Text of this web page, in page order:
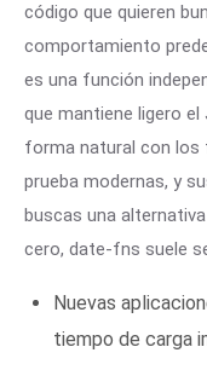
código que quieren
comportamiento
es una función
que mantiene ligero
forma natural con los
prueba modernas, y
buscas una
cero, date-fns suele
Nuevas
tiempo de carga